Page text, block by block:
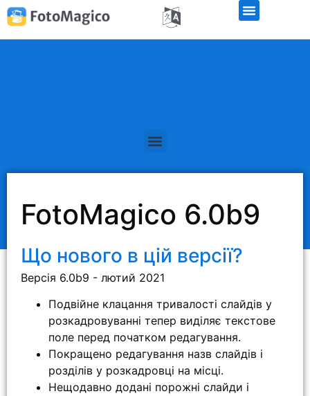
FotoMagico 6.0b9
Що нового в цій версії?
Версія 6.0b9 - лютий 2021
Подвійне клацання тривалості слайдів у
розкадровуванні тепер виділяє текстове
поле перед початком редагування.
Покращено редагування назв слайдів і
розділів у розкадровці на місці.
Нещодавно додані порожні слайди і